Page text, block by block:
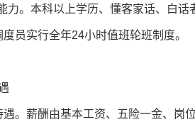
力。本科以上学历、懂客家话、白话
度员实行全年24小时值班轮班制度。
遇。薪酬由基本工资、五险一金、岗